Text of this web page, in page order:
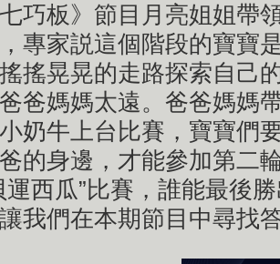
板》節目月亮姐姐帶
專家説這個階段的寶寶
搖晃晃的走路探索自己
爸媽媽太遠。爸爸媽媽
奶牛上台比賽，寶寶們
的身邊，才能參加第二
運西瓜”比賽，誰能最後
我們在本期節目中尋找